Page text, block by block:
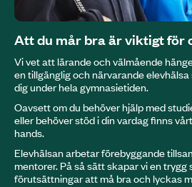
Att du mår bra är viktigt för
Vi vet att lärande och välmående
en tillgänglig och närvarande
dig under hela gymnasietiden.
Oavsett om du behöver hjälp med
eller behöver stöd i din vardag finns
hands.
Elevhälsan arbetar förebyggande
mentorer. På så sätt skapar vi en
förutsättningar att må bra och lyckas